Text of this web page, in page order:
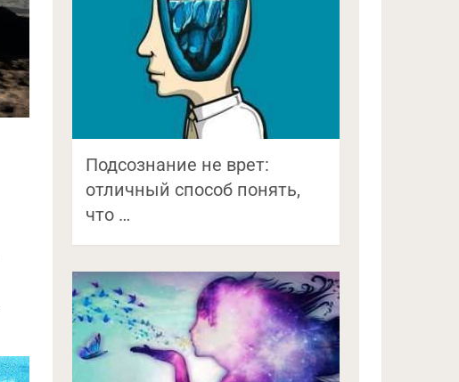
Подсознание не врет:
отличный способ понять,
что …